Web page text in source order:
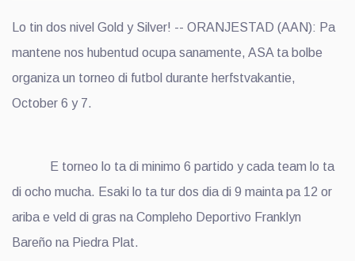
Lo tin dos nivel Gold y Silver! -- ORANJESTAD (AAN): Pa
mantene nos hubentud ocupa sanamente, ASA ta bolbe
organiza un torneo di futbol durante herfstvakantie,
October 6 y 7.
E torneo lo ta di minimo 6 partido y cada team lo ta
di ocho mucha. Esaki lo ta tur dos dia di 9 mainta pa 12 or
ariba e veld di gras na Compleho Deportivo Franklyn
Bareño na Piedra Plat.